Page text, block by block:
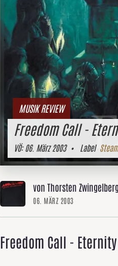
MUSIK REVIEW
Freedom Call -
VÖ:06. März 2003• Label
von Thorsten Zwingelberg
06. MÄRZ 2003
Freedom Call - Eternity